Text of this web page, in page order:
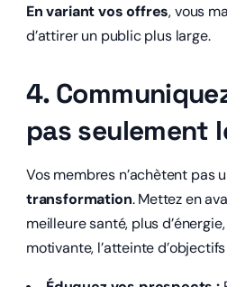
En variant vos offres, vous
d’attirer un public plus large.
4.
pas seulement
Vos membres n’achètent pas
transformation. Mettez en
meilleure santé, plus
motivante, l’atteinte